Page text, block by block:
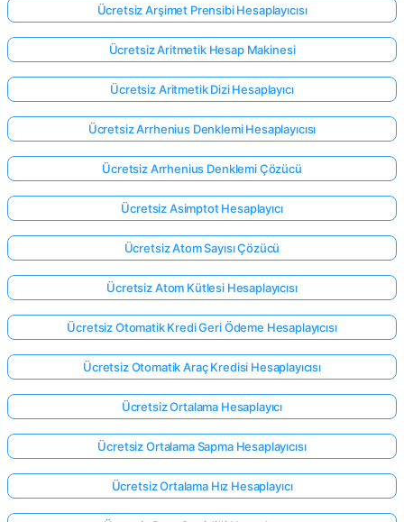
Ücretsiz Arşimet Prensibi Hesaplayıcısı
Ücretsiz Aritmetik Hesap Makinesi
Ücretsiz Aritmetik Dizi Hesaplayıcı
Ücretsiz Arrhenius Denklemi Hesaplayıcısı
Ücretsiz Arrhenius Denklemi Çözücü
Ücretsiz Asimptot Hesaplayıcı
Ücretsiz Atom Sayısı Çözücü
Ücretsiz Atom Kütlesi Hesaplayıcısı
Ücretsiz Otomatik Kredi Geri Ödeme Hesaplayıcısı
Ücretsiz Otomatik Araç Kredisi Hesaplayıcısı
Ücretsiz Ortalama Hesaplayıcı
Ücretsiz Ortalama Sapma Hesaplayıcısı
Ücretsiz Ortalama Hız Hesaplayıcı